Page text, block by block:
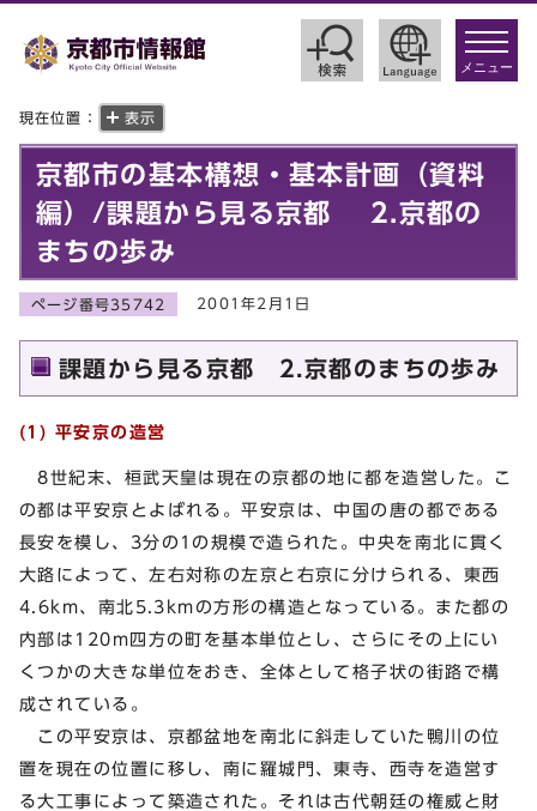
toggle
メニュー
現在位置： 表示
京都市の基本構想・基本計画（資料
編）/課題から見る京都 2.京都の
まちの歩み
ページ番号35742 2001年2月1日
課題から見る京都 2.京都のまちの歩み
(1) 平安京の造営
8世紀末、桓武天皇は現在の京都の地に都を造営した。こ
の都は平安京とよばれる。平安京は、中国の唐の都である
長安を模し、3分の1の規模で造られた。中央を南北に貫く
大路によって、左右対称の左京と右京に分けられる、東西
4.6km、南北5.3kmの方形の構造となっている。また都の
内部は120m四方の町を基本単位とし、さらにその上にい
くつかの大きな単位をおき、全体として格子状の街路で構
成されている。
この平安京は、京都盆地を南北に斜走していた鴨川の位
置を現在の位置に移し、南に羅城門、東寺、西寺を造営す
る大工事によって築造された。それは古代朝廷の権威と財